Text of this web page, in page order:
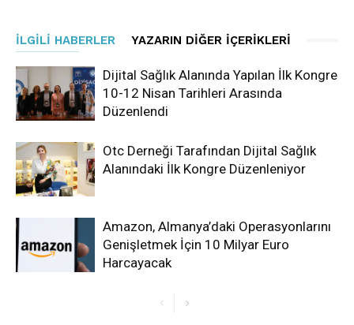
İLGILI HABERLER YAZARIN DIĞER İÇERIKLERI
Dijital Sağlık Alanında Yapılan İlk Kongre
10-12 Nisan Tarihleri Arasında
Düzenlendi
Otc Derneği Tarafından Dijital Sağlık
Alanındaki İlk Kongre Düzenleniyor
Amazon, Almanya’daki Operasyonlarını
Genişletmek İçin 10 Milyar Euro
Harcayacak